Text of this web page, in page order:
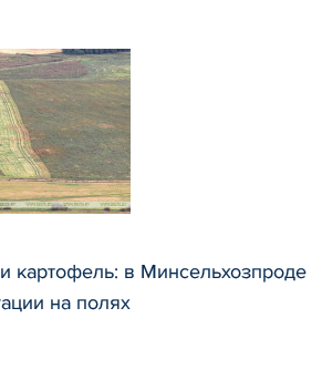
картофель: в Минсельхозпроде
на полях